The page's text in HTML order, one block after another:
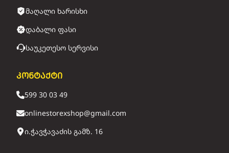
მაღალი ხარისხი
დაბალი ფასი
საუკეთესო სერვისი
კონტაქტი
599 30 03 49
onlinestorexshop@gmail.com
ი.ჭავჭავაძის გამზ. 16